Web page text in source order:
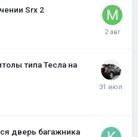
Srx 2
типа Тесла на
дверь багажника